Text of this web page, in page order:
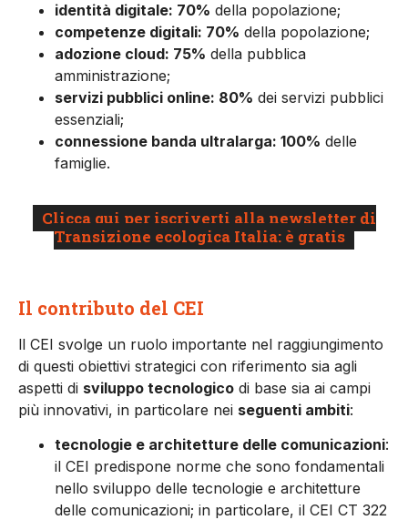
identità digitale: 70% della popolazione;
competenze digitali: 70% della popolazione;
adozione cloud: 75% della pubblica
amministrazione;
servizi pubblici online: 80% dei servizi pubblici
essenziali;
connessione banda ultralarga: 100% delle
famiglie.
Clicca qui per iscriverti alla newsletter di
Transizione ecologica Italia: è gratis
Il contributo del CEI
ll CEI svolge un ruolo importante nel raggiungimento
di questi obiettivi strategici con riferimento sia agli
aspetti di sviluppo tecnologico di base sia ai campi
più innovativi, in particolare nei seguenti ambiti:
tecnologie e architetture delle comunicazioni:
il CEI predispone norme che sono fondamentali
nello sviluppo delle tecnologie e architetture
delle comunicazioni; in particolare, il CEI CT 322